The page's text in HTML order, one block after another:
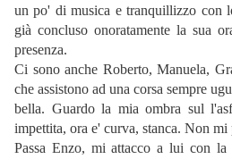
un po' di musica e tranquillizzo con
già concluso onoratamente la sua
presenza.
Ci sono anche Roberto, Manuela,
che assistono ad una corsa sempre
bella. Guardo la mia ombra sul
impettita, ora e' curva, stanca. Non mi
Passa Enzo, mi attacco a lui con